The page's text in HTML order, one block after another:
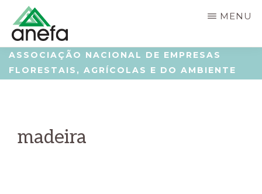
main
content
Saltar
para
a
barra
ANEFA
Associação
Nacional
Florestais,
MENU
ASSOCIAÇÃO NACIONAL DE EMPRESAS
FLORESTAIS, AGRÍCOLAS E DO AMBIENTE
madeira